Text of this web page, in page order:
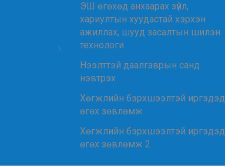
ЭШ өгөхөд анхаарах зүйл,
хариултын хуудастай хэрхэн
ажиллах, шууд засалтын шилэн
технологи
Нээлттэй даалгаврын санд
нэвтрэх
Хөгжлийн бэрхшээлтэй иргэдэд
өгөх зөвлөмж
Хөгжлийн бэрхшээлтэй иргэдэд
өгөх зөвлөмж 2